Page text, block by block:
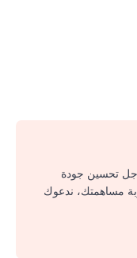
أجل تحسين جودة
مساهمتك، ندعوك